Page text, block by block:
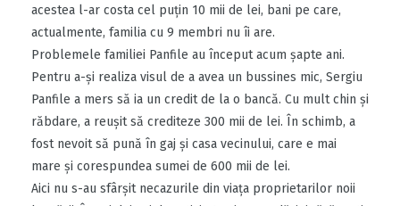
acestea l-ar costa cel puţin 10 mii de lei, bani pe care,
actualmente, familia cu 9 membri nu îi are.
Problemele familiei Panfile au început acum şapte ani.
Pentru a-şi realiza visul de a avea un bussines mic, Sergiu
Panfile a mers să ia un credit de la o bancă. Cu mult chin şi
răbdare, a reuşit să crediteze 300 mii de lei. În schimb, a
fost nevoit să pună în gaj şi casa vecinului, care e mai
mare şi corespundea sumei de 600 mii de lei.
Aici nu s-au sfârşit necazurile din viaţa proprietarilor noii